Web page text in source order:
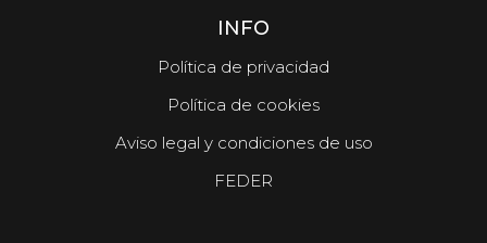
INFO
Política de privacidad
Política de cookies
Aviso legal y condiciones de uso
FEDER